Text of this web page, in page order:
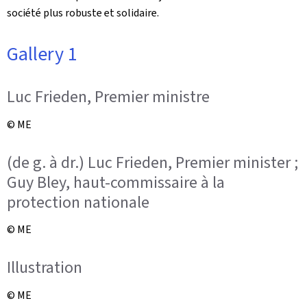
société plus robuste et solidaire.
Gallery 1
Luc Frieden, Premier ministre
© ME
(de g. à dr.) Luc Frieden, Premier minister ;
Guy Bley, haut-commissaire à la
protection nationale
© ME
Illustration
© ME